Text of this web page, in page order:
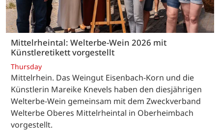
Mittelrheintal: Welterbe-Wein 2026 mit
Künstleretikett vorgestellt
Thursday
Mittelrhein. Das Weingut Eisenbach-Korn und die
Künstlerin Mareike Knevels haben den diesjährigen
Welterbe-Wein gemeinsam mit dem Zweckverband
Welterbe Oberes Mittelrheintal in Oberheimbach
vorgestellt.